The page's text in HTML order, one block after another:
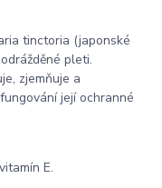
tinctoria (japonské
pleti.
zjemňuje a
její ochranné
E.